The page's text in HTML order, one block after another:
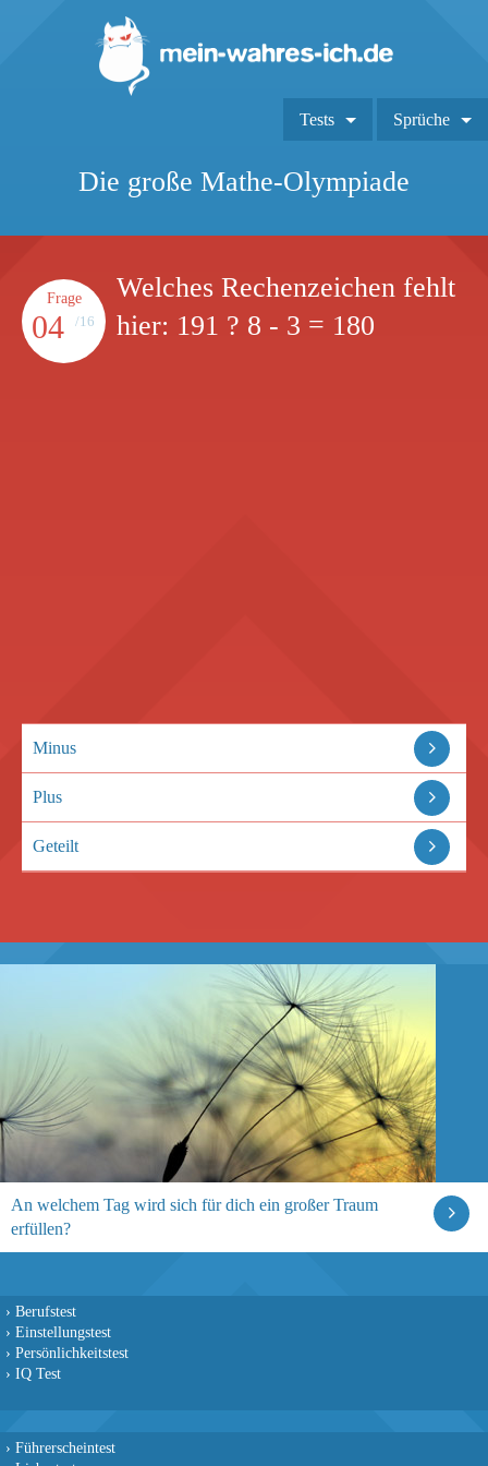
Tests Sprüche
Die große Mathe-Olympiade
Frage
04 /16
Welches Rechenzeichen fehlt
hier: 191 ? 8 - 3 = 180
Minus
Plus
Geteilt
An welchem Tag wird sich für dich ein großer Traum
erfüllen?
› Berufstest
› Einstellungstest
› Persönlichkeitstest
› IQ Test
› Führerscheintest